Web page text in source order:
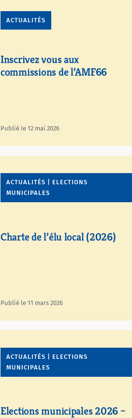
ACTUALITÉS
Inscrivez vous aux
commissions de l’AMF66
Publié le 12 mai 2026
ACTUALITÉS | ELECTIONS
MUNICIPALES
Charte de l’élu local (2026)
Publié le 11 mars 2026
ACTUALITÉS | ELECTIONS
MUNICIPALES
Elections municipales 2026 –